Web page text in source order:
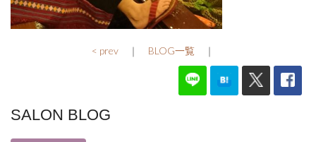
< prev ｜ BLOG一覧 ｜
SALON BLOG